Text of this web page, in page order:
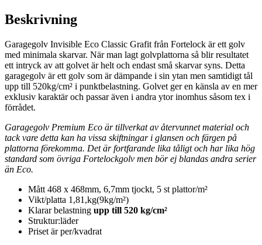
Beskrivning
Garagegolv Invisible Eco Classic Grafit från Fortelock är ett golv
med minimala skarvar. När man lagt golvplattorna så blir resultatet
ett intryck av att golvet är helt och endast små skarvar syns. Detta
garagegolv är ett golv som är dämpande i sin ytan men samtidigt tål
upp till 520kg/cm² i punktbelastning. Golvet ger en känsla av en mer
exklusiv karaktär och passar även i andra ytor inomhus såsom tex i
förrådet.
Garagegolv Premium Eco är tillverkat av återvunnet material och
tack vare detta kan ha vissa skiftningar i glansen och färgen på
plattorna förekomma. Det är fortfarande lika tåligt och har lika hög
standard som övriga Fortelockgolv men bör ej blandas andra serier
än Eco.
Mått 468 x 468mm, 6,7mm tjockt, 5 st plattor/m²
Vikt/platta 1,81,kg(9kg/m²)
Klarar belastning upp till 520 kg/cm²
Struktur:läder
Priset är per/kvadrat